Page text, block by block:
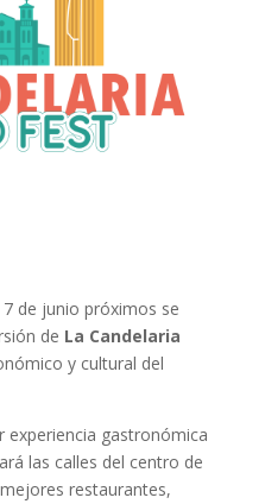
de junio próximos se
de La Candelaria
y cultural del
experiencia gastronómica
las calles del centro de
restaurantes,